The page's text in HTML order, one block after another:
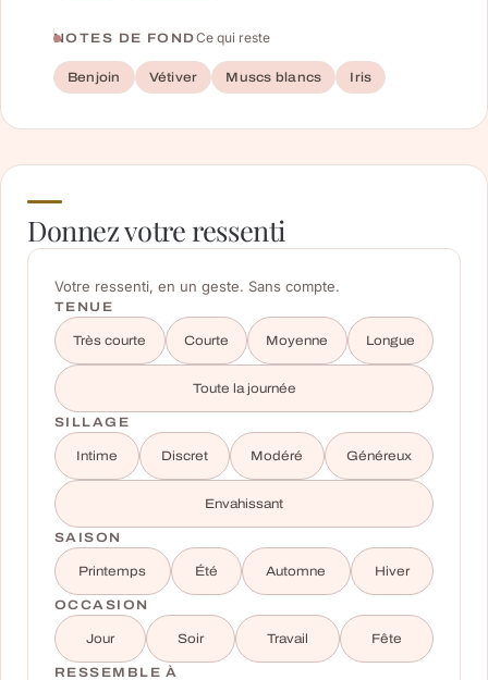
NOTES DE FONDCe qui reste
Benjoin Vétiver Muscs blancs Iris
Donnez votre ressenti
Votre ressenti, en un geste. Sans compte.
TENUE
Très courte Courte Moyenne Longue
Toute la journée
SILLAGE
Intime Discret Modéré Généreux
Envahissant
SAISON
Printemps Été Automne Hiver
OCCASION
Jour Soir Travail Fête
RESSEMBLE À